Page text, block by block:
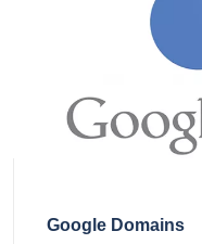
Google Domains